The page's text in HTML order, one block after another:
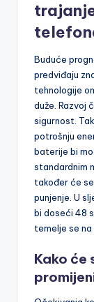
Buduće
predviđaju
tehnologije
duže. Razvoj
sigurnost.
potrošnju
baterije bi
standardnim
također će
punjenje. U
bi doseći 48
temelje se
Kako će